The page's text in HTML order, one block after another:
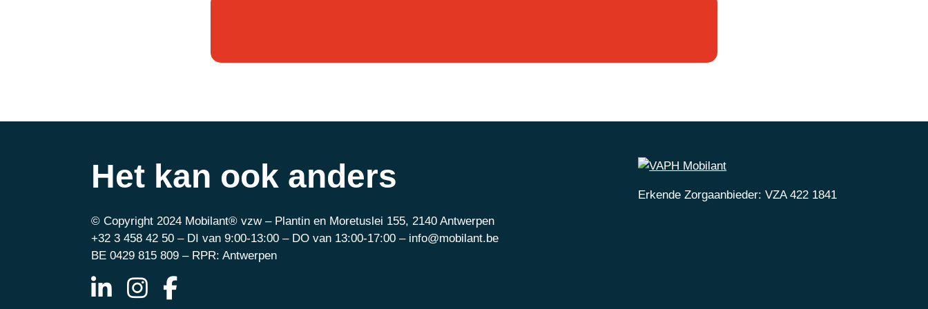
Het kan ook anders
© Copyright 2024 Mobilant® vzw – Plantin en Moretuslei 155, 2140 Antwerpen
+32 3 458 42 50 – DI van 9:00-13:00 – DO van 13:00-17:00 – info@mobilant.be
BE 0429 815 809 – RPR: Antwerpen
Erkende Zorgaanbieder: VZA 422 1841